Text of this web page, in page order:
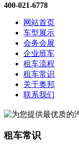
400-021-6778
网站首页
车型展示
会务会展
企业班车
租车流程
租车常识
关于奥邦
联系我们
租车常识